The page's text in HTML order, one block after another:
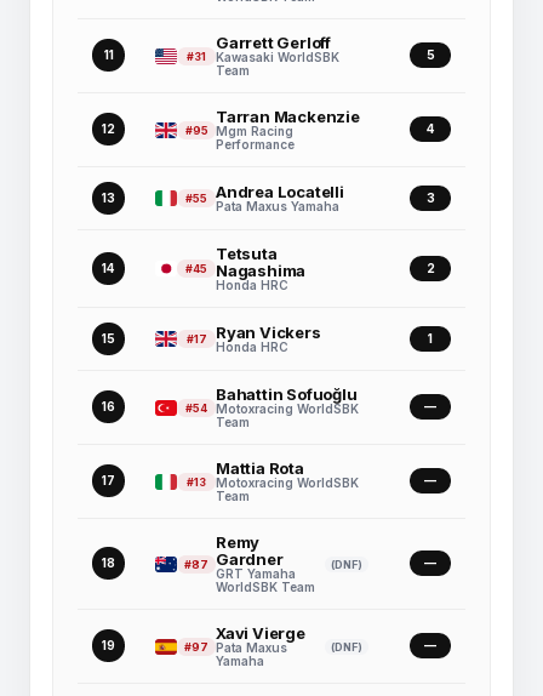
11 #31
Garrett Gerloff
Kawasaki WorldSBK
Team
5
12 #95
Tarran Mackenzie
Mgm Racing
Performance
4
13 #55 Andrea Locatelli
Pata Maxus Yamaha
3
14 #45
Tetsuta
Nagashima
Honda HRC
2
15 #17 Ryan Vickers
Honda HRC
1
16 #54
Bahattin Sofuoğlu
Motoxracing WorldSBK
Team
—
17 #13
Mattia Rota
Motoxracing WorldSBK
Team
—
18 #87
Remy
Gardner
GRT Yamaha
WorldSBK Team
(DNF) —
19 #97
Xavi Vierge
Pata Maxus
Yamaha
(DNF) —